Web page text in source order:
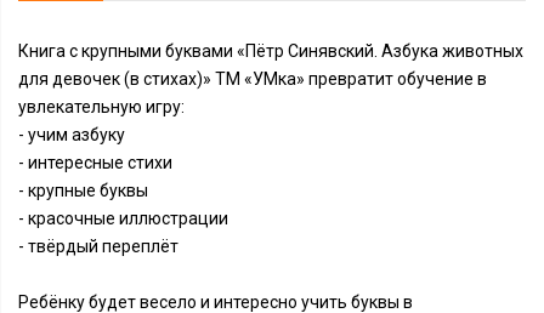
Книга с крупными буквами «Пётр Синявский. Азбука животных
для девочек (в стихах)» ТМ «УМка» превратит обучение в
увлекательную игру:
- учим азбуку
- интересные стихи
- крупные буквы
- красочные иллюстрации
- твёрдый переплёт
Ребёнку будет весело и интересно учить буквы в